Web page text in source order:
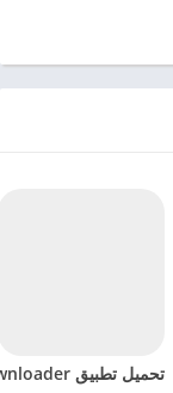
تحميل تطبيق mp4 video downloader مهكر للاندرويد 2024